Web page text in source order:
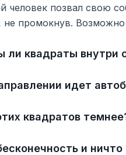
человек позвал свою
не промокнув. Возможно
ли квадраты внутри
идет
квадратов
и ничто